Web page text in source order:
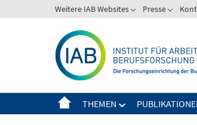
zum
Weitere IAB Websites Presse
THEMEN